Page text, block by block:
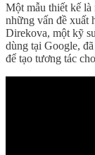
Một mẫu thiết kế là
những vấn đề xuất
Direkova, một kỹ
dùng tại Google,
để tạo tương tác